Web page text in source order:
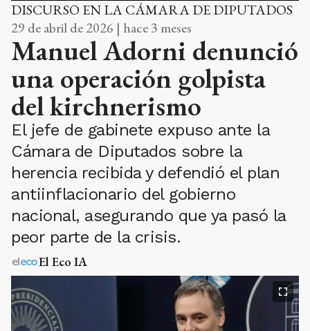
DISCURSO EN LA CÁMARA DE DIPUTADOS
29 de abril de 2026 | hace 3 meses
Manuel Adorni denunció
una operación golpista
del kirchnerismo
El jefe de gabinete expuso ante la
Cámara de Diputados sobre la
herencia recibida y defendió el plan
antiinflacionario del gobierno
nacional, asegurando que ya pasó la
peor parte de la crisis.
El Eco IA